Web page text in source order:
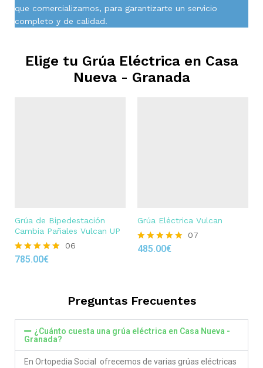
que comercializamos, para garantizarte un servicio
completo y de calidad.
Elige tu Grúa Eléctrica en Casa
Nueva - Granada
Grúa de Bipedestación
Cambia Pañales Vulcan UP
Rated
06
785.00€
Grúa Eléctrica Vulcan
Rated
07
485.00€
Preguntas Frecuentes
¿Cuánto cuesta una grúa eléctrica en Casa Nueva -
Granada?
En Ortopedia Social ofrecemos de varias grúas eléctricas